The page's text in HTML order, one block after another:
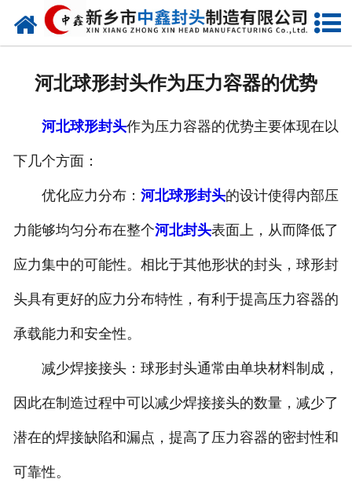
网站首页
生产现场
成功案例
视频中心
诚聘英才
河北球形封头作为压力容器的优势
河北球形封头作为压力容器的优势主要体现在以
下几个方面：
优化应力分布： 河北球形封头的设计使得内部压
力能够均匀分布在整个河北封头表面上，从而降低了
应力集中的可能性。相比于其他形状的封头，球形封
头具有更好的应力分布特性，有利于提高压力容器的
承载能力和安全性。
减少焊接接头：球形封头通常由单块材料制成，
因此在制造过程中可以减少焊接接头的数量，减少了
潜在的焊接缺陷和漏点，提高了压力容器的密封性和
可靠性。